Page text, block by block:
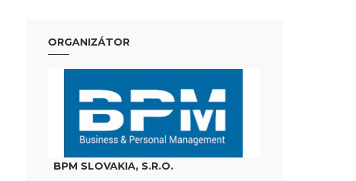
ORGANIZÁTOR
BPM SLOVAKIA, S.R.O.